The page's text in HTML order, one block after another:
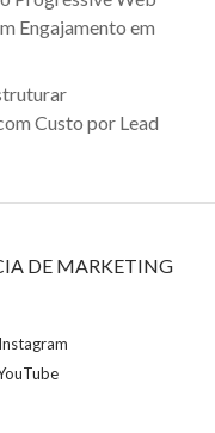
Engajamento em
Custo por Lead
DE MARKETING
Instagram